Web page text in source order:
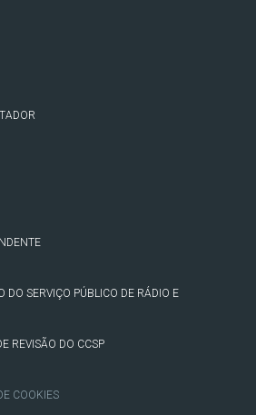
DO SERVIÇO PÚBLICO DE RÁDIO E
REVISÃO DO CCSP
COOKIES